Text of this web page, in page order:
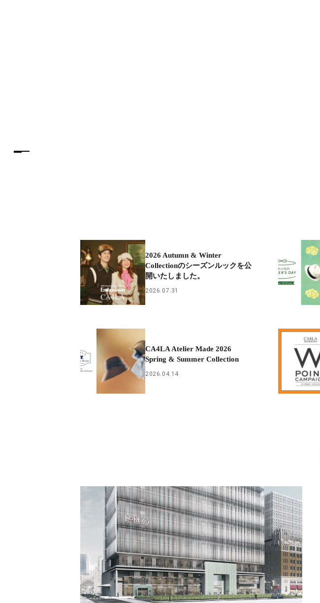
2026 Autumn & Winter
Collectionのシーズンルックを公
開いたしました。
2026.07.31
CA4LA Atelier Made 2026
Spring & Summer Collection
2026.04.14